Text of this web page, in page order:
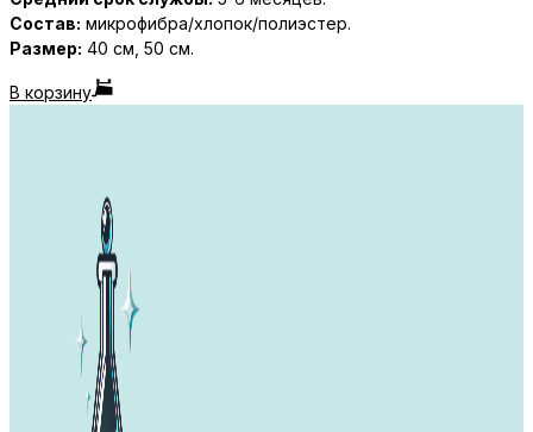
Состав: микрофибра/хлопок/полиэстер.
Размер: 40 см, 50 см.
В корзину